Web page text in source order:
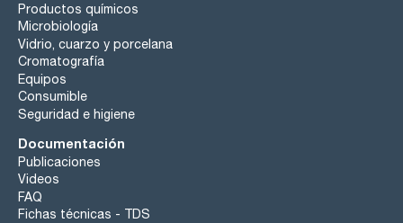
Productos químicos
Microbiología
Vidrio, cuarzo y porcelana
Cromatografía
Equipos
Consumible
Seguridad e higiene
Documentación
Publicaciones
Videos
FAQ
Fichas técnicas - TDS